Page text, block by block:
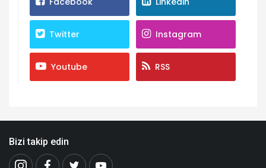
Twitter Instagram
Youtube RSS
Bizi takip edin